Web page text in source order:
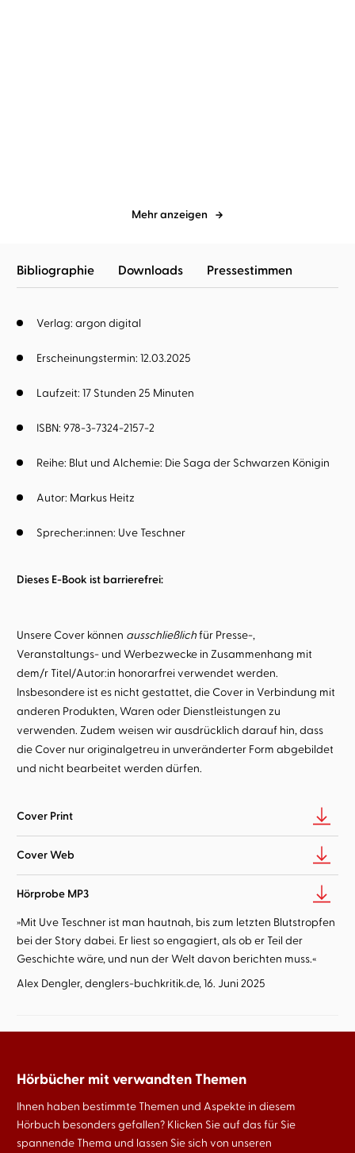
Mehr anzeigen
Bibliographie Downloads Pressestimmen
Verlag: argon digital
Erscheinungstermin: 12.03.2025
Laufzeit: 17 Stunden 25 Minuten
ISBN: 978-3-7324-2157-2
Reihe: Blut und Alchemie: Die Saga der Schwarzen Königin
Autor: Markus Heitz
Sprecher:innen: Uve Teschner
Dieses E-Book ist barrierefrei:
Unsere Cover können ausschließlichfür Presse-,
Veranstaltungs- und Werbezwecke in Zusammenhang mit
dem/r Titel/Autor:in honorarfrei verwendet werden.
Insbesondere ist es nicht gestattet, die Cover in Verbindung mit
anderen Produkten, Waren oder Dienstleistungen zu
verwenden. Zudem weisen wir ausdrücklich darauf hin, dass
die Cover nur originalgetreu in unveränderter Form abgebildet
und nicht bearbeitet werden dürfen.
Cover Print
Cover Web
Hörprobe MP3
»Mit Uve Teschner ist man hautnah, bis zum letzten Blutstropfen
bei der Story dabei. Er liest so engagiert, als ob er Teil der
Geschichte wäre, und nun der Welt davon berichten muss.«
Alex Dengler, denglers-buchkritik.de, 16. Juni 2025
Hörbücher mit verwandten Themen
Ihnen haben bestimmte Themen und Aspekte in diesem
Hörbuch besonders gefallen? Klicken Sie auf das für Sie
spannende Thema und lassen Sie sich von unseren